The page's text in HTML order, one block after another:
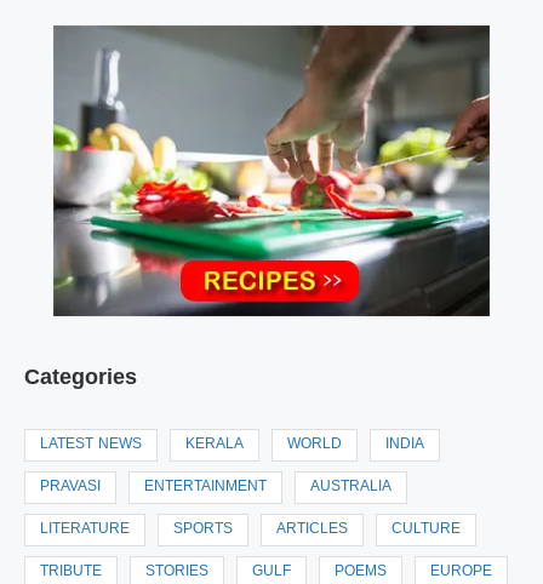
Categories
LATEST NEWS KERALA WORLD INDIA
PRAVASI ENTERTAINMENT AUSTRALIA
LITERATURE SPORTS ARTICLES CULTURE
TRIBUTE STORIES GULF POEMS EUROPE